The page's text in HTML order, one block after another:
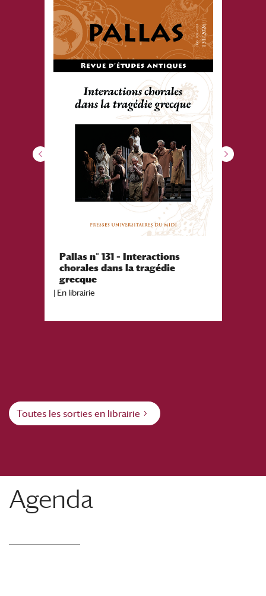
Pallas n° 131 – Interactions
chorales dans la tragédie
grecque
| En librairie
Toutes les sorties en librairie
Agenda